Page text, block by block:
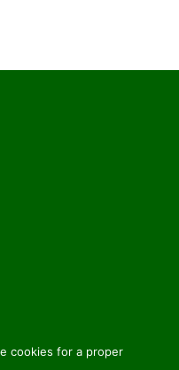
cookies for a proper